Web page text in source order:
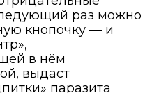
раз можно
кнопочку — и
в нём
выдаст
паразита